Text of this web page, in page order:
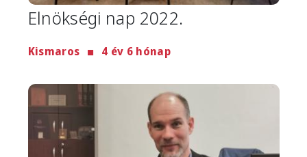
Elnökségi nap 2022.
Kismaros 4 év 6 hónap
Image